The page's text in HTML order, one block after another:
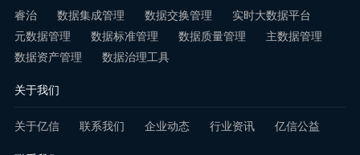
睿治 数据集成管理 数据交换管理
实时大数据平台
元数据管理
数据标准管理 数据质量管理
主数据管理
数据资产管理
数据治理工具
关于我们
关于亿信 联系我们 企业动态 行业资讯 亿信公益